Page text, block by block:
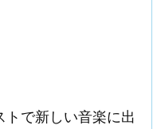
で新しい音楽に出